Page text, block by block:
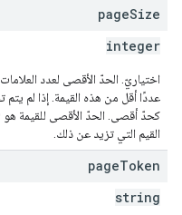
pageSize
integer
اختياريّ. الحدّ الأقصى لعدد
القيم التي تزيد عن ذلك.
pageToken
string